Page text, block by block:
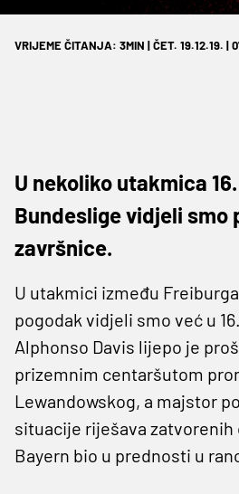
VRIJEME ČITANJA: 3MIN | ČET. 19.12.19. |
U nekoliko utakmica
Bundeslige vidjeli smo
završnice.
U utakmici između
pogodak vidjeli smo već u
Alphonso Davis lijepo je
prizemnim centaršutom
Lewandowskog, a majstor
situacije riješava zatvorenih
Bayern bio u prednosti u